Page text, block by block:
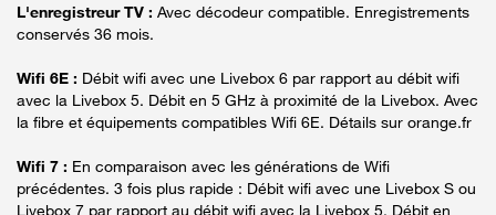
L'enregistreur TV : Avec décodeur compatible. Enregistrements
conservés 36 mois.
Wifi 6E : Débit wifi avec une Livebox 6 par rapport au débit wifi
avec la Livebox 5. Débit en 5 GHz à proximité de la Livebox. Avec
la fibre et équipements compatibles Wifi 6E. Détails sur orange.fr
Wifi 7 : En comparaison avec les générations de Wifi
précédentes. 3 fois plus rapide : Débit wifi avec une Livebox S ou
Livebox 7 par rapport au débit wifi avec la Livebox 5. Débit en